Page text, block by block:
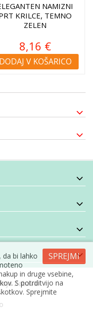
NAMIZNI
KRILCE, TEMNO
ZELEN
8,16 €
DODAJ V KOŠARICO
Zabava
SPREJMI
da bi lahko
in druge vsebine,
S potrditvijo na
Sprejmite